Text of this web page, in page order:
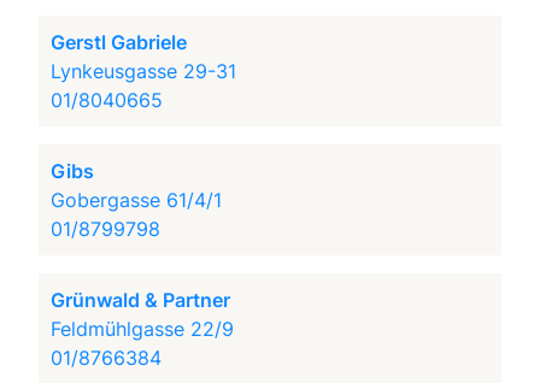
Gerstl Gabriele
Lynkeusgasse 29-31
01/8040665
Gibs
Gobergasse 61/4/1
01/8799798
Grünwald & Partner
Feldmühlgasse 22/9
01/8766384